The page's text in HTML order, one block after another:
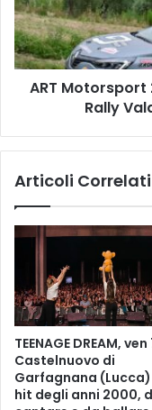
r
e
p
e
s
r
z
“
N
o
n
l
o
b
t
o
r
s
.
i
e
C
o
p
ART Motorsport
Rally
Articoli Correlati
TEENAGE DREAM,
Castelnuovo di
Garfagnana (Lucca)
hit degli anni 2000,